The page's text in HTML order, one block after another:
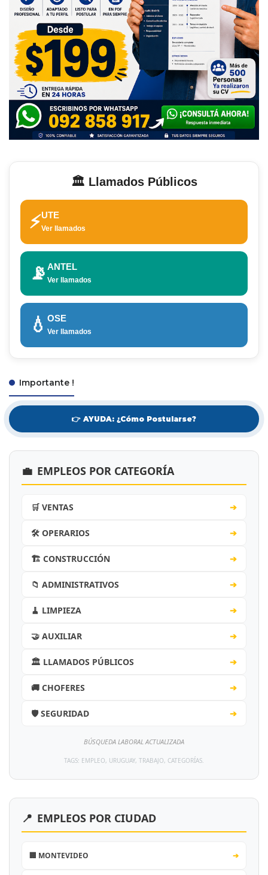
🏛️ Llamados Públicos
⚡UTE
Ver llamados
📡 ANTEL
Ver llamados
💧 OSE
Ver llamados
Importante !
👉 AYUDA: ¿Cómo Postularse?
💼 EMPLEOS POR CATEGORÍA
🛒 VENTAS ➔
🛠️ OPERARIOS ➔
🏗️ CONSTRUCCIÓN ➔
📁 ADMINISTRATIVOS ➔
🧹 LIMPIEZA ➔
🤝 AUXILIAR ➔
🏛️ LLAMADOS PÚBLICOS ➔
🚚 CHOFERES ➔
🛡️ SEGURIDAD ➔
BÚSQUEDA LABORAL ACTUALIZADA
TAGS: EMPLEO, URUGUAY, TRABAJO, CATEGORÍAS.
📍 EMPLEOS POR CIUDAD
🏢 MONTEVIDEO ➔